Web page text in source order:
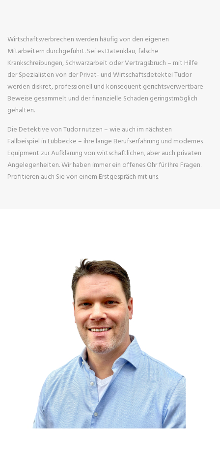
Wirtschaftsverbrechen werden häufig von den eigenen
Mitarbeitern durchgeführt. Sei es Datenklau, falsche
Krankschreibungen, Schwarzarbeit oder Vertragsbruch – mit Hilfe
der Spezialisten von der Privat- und Wirtschaftsdetektei Tudor
werden diskret, professionell und konsequent gerichtsverwertbare
Beweise gesammelt und der finanzielle Schaden geringstmöglich
gehalten.
Die Detektive von Tudor nutzen – wie auch im nächsten
Fallbeispiel in Lübbecke – ihre lange Berufserfahrung und modernes
Equipment zur Aufklärung von wirtschaftlichen, aber auch privaten
Angelegenheiten. Wir haben immer ein offenes Ohr für Ihre Fragen.
Profitieren auch Sie von einem Erstgespräch mit uns.